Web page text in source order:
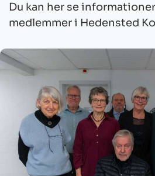
Du kan her se
medlemmer i Hedensted